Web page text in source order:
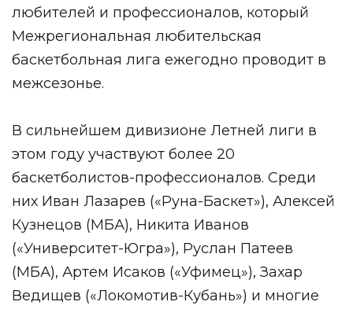
любителей и профессионалов, который
Межрегиональная любительская
баскетбольная лига ежегодно проводит в
межсезонье.
В сильнейшем дивизионе Летней лиги в
этом году участвуют более 20
баскетболистов-профессионалов. Среди
них Иван Лазарев («Руна-Баскет»), Алексей
Кузнецов (МБА), Никита Иванов
(«Университет-Югра»), Руслан Патеев
(МБА), Артем Исаков («Уфимец»), Захар
Ведищев («Локомотив-Кубань») и многие